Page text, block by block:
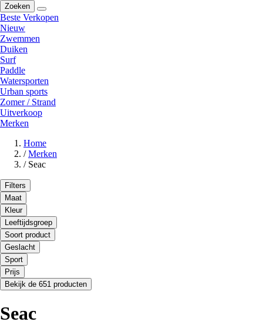
Zoeken
Beste Verkopen
Nieuw
Zwemmen
Duiken
Surf
Paddle
Watersporten
Urban sports
Zomer / Strand
Uitverkoop
Merken
Home
/ Merken
/ Seac
Filters
Maat
Kleur
Leeftijdsgroep
Soort product
Geslacht
Sport
Prijs
Bekijk de 651 producten
Seac